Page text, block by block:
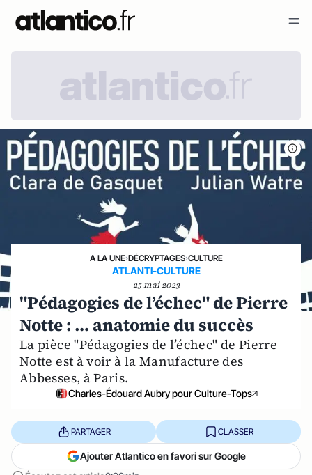
A LA UNE›DÉCRYPTAGES›CULTURE
ATLANTI-CULTURE
25 mai 2023
"Pédagogies de l’échec" de Pierre
Notte : … anatomie du succès
La pièce "Pédagogies de l’échec" de Pierre
Notte est à voir à la Manufacture des
Abbesses, à Paris.
Charles-Édouard Aubry pour Culture-Tops
PARTAGER CLASSER
Ajouter Atlantico en favori sur Google